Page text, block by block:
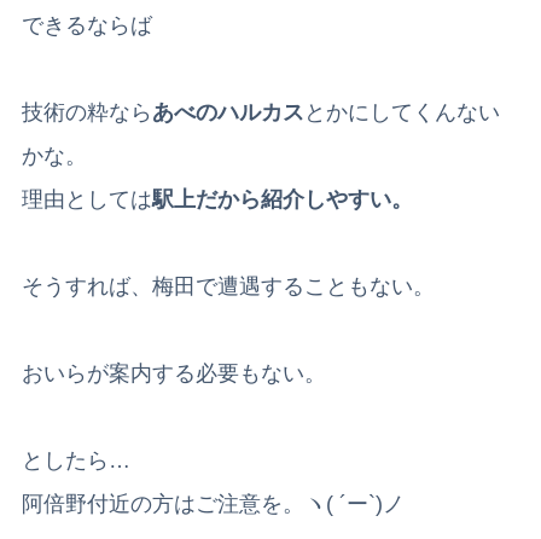
できるならば
技術の粋なら あべのハルカス とかにしてくんない
かな。
理由としては駅上だから紹介しやすい。
そうすれば、梅田で遭遇することもない。
おいらが案内する必要もない。
としたら…
阿倍野付近の方はご注意を。ヽ( ´ー`)ノ